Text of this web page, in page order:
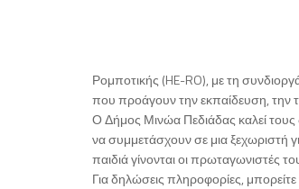
Ρομποτικής (HE-RO), με τη
που προάγουν την εκπαίδευση, την
Ο Δήμος Μινώα Πεδιάδας καλεί τους
να συμμετάσχουν σε μια ξεχωριστή
παιδιά γίνονται οι πρωταγωνιστές
Για δηλώσεις πληροφορίες,